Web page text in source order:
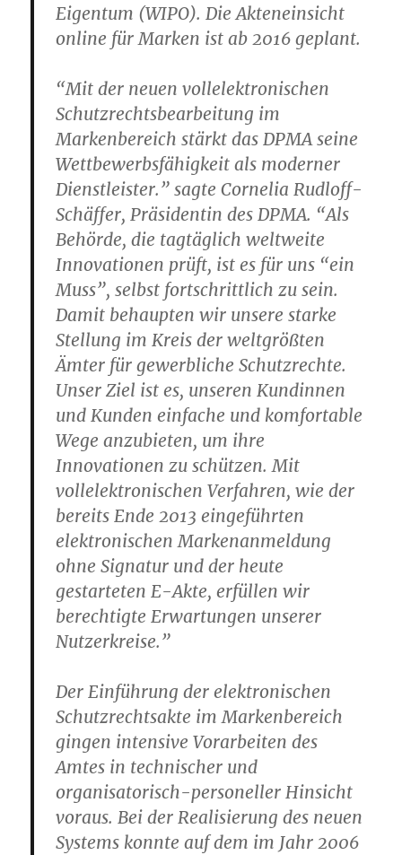
Eigentum (WIPO). Die Akteneinsicht
online für Marken ist ab 2016 geplant.
“Mit der neuen vollelektronischen
Schutzrechtsbearbeitung im
Markenbereich stärkt das DPMA seine
Wettbewerbsfähigkeit als moderner
Dienstleister.” sagte Cornelia Rudloff-
Schäffer, Präsidentin des DPMA. “Als
Behörde, die tagtäglich weltweite
Innovationen prüft, ist es für uns “ein
Muss”, selbst fortschrittlich zu sein.
Damit behaupten wir unsere starke
Stellung im Kreis der weltgrößten
Ämter für gewerbliche Schutzrechte.
Unser Ziel ist es, unseren Kundinnen
und Kunden einfache und komfortable
Wege anzubieten, um ihre
Innovationen zu schützen. Mit
vollelektronischen Verfahren, wie der
bereits Ende 2013 eingeführten
elektronischen Markenanmeldung
ohne Signatur und der heute
gestarteten E-Akte, erfüllen wir
berechtigte Erwartungen unserer
Nutzerkreise.”
Der Einführung der elektronischen
Schutzrechtsakte im Markenbereich
gingen intensive Vorarbeiten des
Amtes in technischer und
organisatorisch-personeller Hinsicht
voraus. Bei der Realisierung des neuen
Systems konnte auf dem im Jahr 2006